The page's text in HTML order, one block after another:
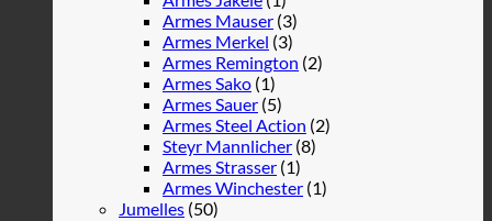
Armes Mauser (3)
Armes Merkel (3)
Armes Remington (2)
Armes Sako (1)
Armes Sauer (5)
Armes Steel Action (2)
Steyr Mannlicher (8)
Armes Strasser (1)
Armes Winchester (1)
Jumelles (50)